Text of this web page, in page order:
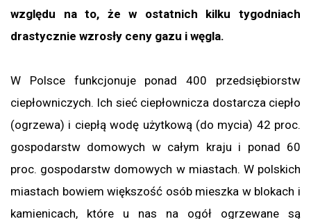
względu na to, że w ostatnich kilku tygodniach
drastycznie wzrosły ceny gazu i węgla.
W Polsce funkcjonuje ponad 400 przedsiębiorstw
ciepłowniczych. Ich sieć ciepłownicza dostarcza ciepło
(ogrzewa) i ciepłą wodę użytkową (do mycia) 42 proc.
gospodarstw domowych w całym kraju i ponad 60
proc. gospodarstw domowych w miastach. W polskich
miastach bowiem większość osób mieszka w blokach i
kamienicach, które u nas na ogół ogrzewane są